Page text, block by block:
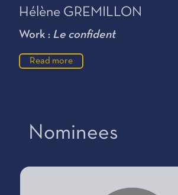
Hélène GREMILLON
Work : Le confident
Read more
Nominees